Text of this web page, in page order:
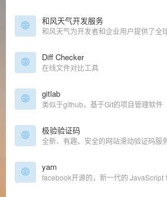
和风天气开发服务
Diff Checker
在线文件对比工具
gitlab
类似于github，基于Git的项目管理软件
极验验证码
全新、有趣、安全的网站滑动验证码服
yarn
facebook开源的，新一代的 JavaScript